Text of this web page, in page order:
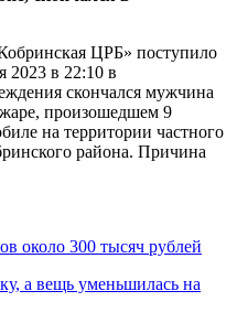
ЦРБ» поступило
2023 в 22:10 в
скончался мужчина
произошедшем 9
на территории частного
района. Причина
около 300 тысяч рублей
а вещь уменьшилась на